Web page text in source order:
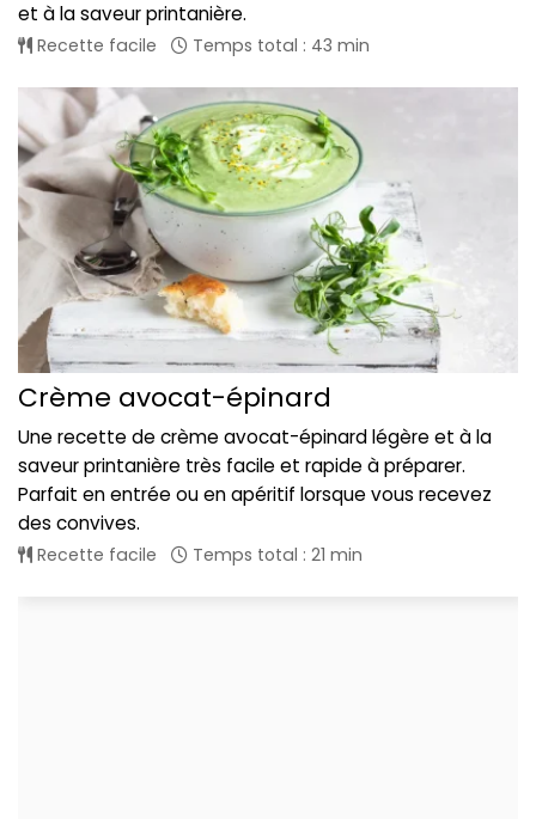
et à la saveur printanière.
Recette facile Temps total : 43 min
Crème avocat-épinard
Une recette de crème avocat-épinard légère et à la
saveur printanière très facile et rapide à préparer.
Parfait en entrée ou en apéritif lorsque vous recevez
des convives.
Recette facile Temps total : 21 min